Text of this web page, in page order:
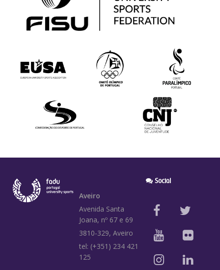
Aveiro
Avenida Santa
Joana, nº 67 e 69
3810-329, Aveiro
tel: (+351) 234 421
125
Social